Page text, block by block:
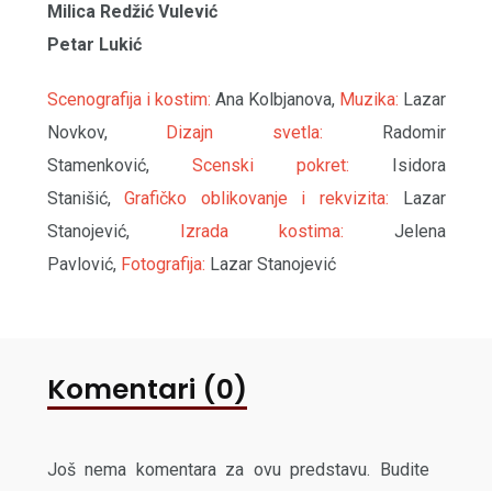
Milica Redžić Vulević
Petar Lukić
Scenografija i kostim: Ana Kolbjanova, Muzika: Lazar
Novkov,
Dizajn svetla: Radomir
Stamenković, Scenski pokret: Isidora
Stanišić,Grafičko oblikovanje i rekvizita: Lazar
Stanojević,
Izrada kostima: Jelena
Pavlović, Fotografija: Lazar Stanojević
Komentari (0)
Još nema komentara za ovu predstavu. Budite